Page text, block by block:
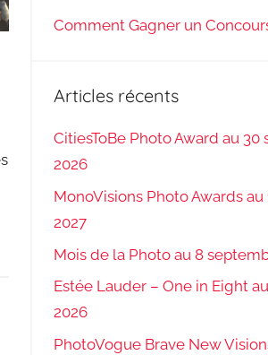
Comment Gagner un
Articles récents
CitiesToBe Photo Award au
2026
MonoVisions Photo Awards au
2027
Mois de la Photo au 8
Estée Lauder – One in Eight
2026
PhotoVogue Brave New